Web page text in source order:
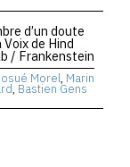
d’un doute
Voix de Hind
/ Frankenstein
Morel, Marin
, Bastien Gens